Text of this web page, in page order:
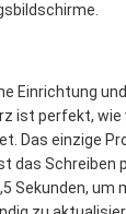
Einrichtung
ist perfekt, wie
Das einzige
das Schreiben
Sekunden, um